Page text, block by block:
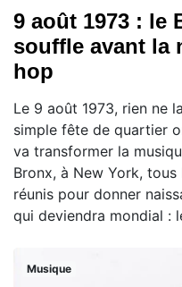
9 août 1973 : le
souffle avant la
hop
Le 9 août 1973, rien ne
simple fête de quartier
va transformer la
Bronx, à New York,
réunis pour donner
qui deviendra mondial :
Musique